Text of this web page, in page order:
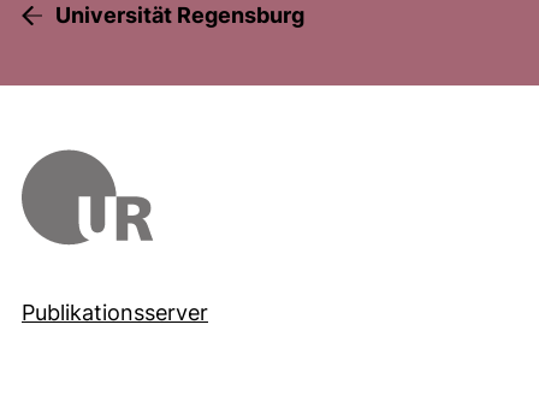
Universität Regensburg
Publikationsserver